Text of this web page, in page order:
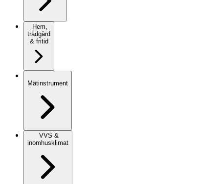
Hem,
trädgård
& fritid
Mätinstrument
VVS &
inomhusklimat